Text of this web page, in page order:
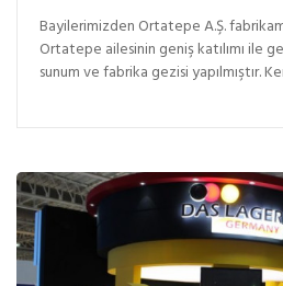
Bayilerimizden Ortatepe A.Ş.
Ortatepe ailesinin geniş katılımı ile
sunum ve fabrika gezisi yapılmıştır.